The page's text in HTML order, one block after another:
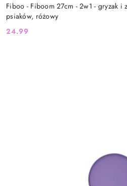
Fiboo - Fiboom 27cm - 2w1 - gryzak i
psiaków, różowy
Cena:
24.99